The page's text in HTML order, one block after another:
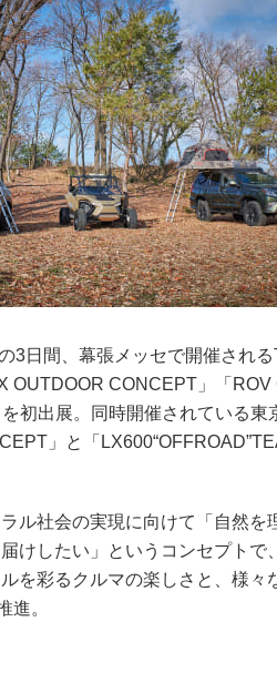
3日間、幕張メッセで開催され
OUTDOOR CONCEPT」「ROV
初出展。同時開催されている東
」と「
ル社会の実現に向けて「自然を
けしたい」というコンセプトで
を彩るクルマの楽しさと、様々
進。